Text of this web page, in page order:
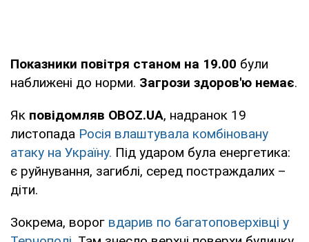
Показники повітря станом на 19.00 були
наближені до норми. Загрози здоров'ю немає.
Як повідомляв OBOZ.UA, надранок 19
листопада Росія влаштувала комбіновану
атаку на Україну. Під ударом була енергетика:
є руйнування, загиблі, серед постраждалих –
діти.
Зокрема, ворог вдарив по багатоповерхівці у